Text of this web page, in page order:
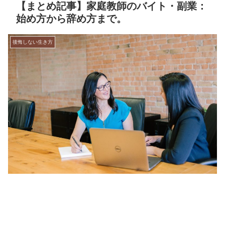
【まとめ記事】家庭教師のバイト・副業：
始め方から辞め方まで。
後悔しない生き方